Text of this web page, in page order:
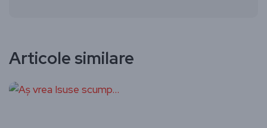
Articole similare